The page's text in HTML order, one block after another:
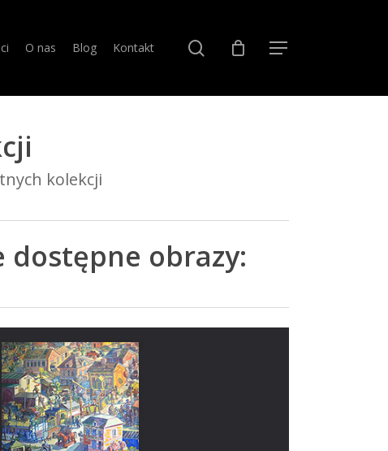
O nas Blog Kontakt search Menu
kolekcji
dostępne obrazy: